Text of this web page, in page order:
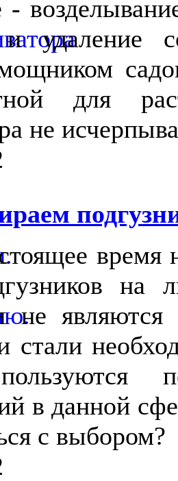
-
удаление
для
не
время
на
не
стали
в данной
с выбором?